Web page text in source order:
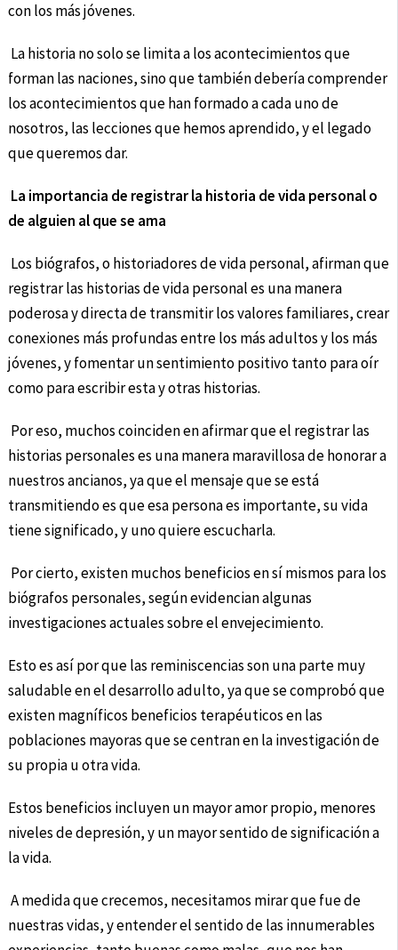
con los más jóvenes.
La historia no solo se limita a los acontecimientos que
forman las naciones, sino que también debería comprender
los acontecimientos que han formado a cada uno de
nosotros, las lecciones que hemos aprendido, y el legado
que queremos dar.
La importancia de registrar la historia de vida personal o
de alguien al que se ama
Los biógrafos, o historiadores de vida personal, afirman que
registrar las historias de vida personal es una manera
poderosa y directa de transmitir los valores familiares, crear
conexiones más profundas entre los más adultos y los más
jóvenes, y fomentar un sentimiento positivo tanto para oír
como para escribir esta y otras historias.
Por eso, muchos coinciden en afirmar que el registrar las
historias personales es una manera maravillosa de honorar a
nuestros ancianos, ya que el mensaje que se está
transmitiendo es que esa persona es importante, su vida
tiene significado, y uno quiere escucharla.
Por cierto, existen muchos beneficios en sí mismos para los
biógrafos personales, según evidencian algunas
investigaciones actuales sobre el envejecimiento.
Esto es así por que las reminiscencias son una parte muy
saludable en el desarrollo adulto, ya que se comprobó que
existen magníficos beneficios terapéuticos en las
poblaciones mayoras que se centran en la investigación de
su propia u otra vida.
Estos beneficios incluyen un mayor amor propio, menores
niveles de depresión, y un mayor sentido de significación a
la vida.
A medida que crecemos, necesitamos mirar que fue de
nuestras vidas, y entender el sentido de las innumerables